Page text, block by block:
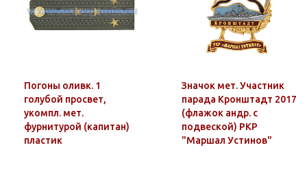
Погоны оливк. 1
голубой просвет,
укомпл. мет.
фурнитурой (капитан)
пластик
Значок мет. Участник
парада Кронштадт 2017
(флажок андр. с
подвеской) РКР
"Маршал Устинов"